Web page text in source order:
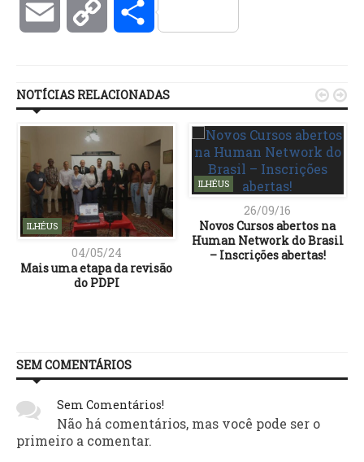
Email Copy Compartilhar
NOTÍCIAS RELACIONADAS
ILHÉUS
04/05/24
Mais uma etapa da revisão
do PDPI
ILHÉUS
26/09/16
Novos Cursos abertos na
Human Network do Brasil
– Inscrições abertas!
 
SEM COMENTÁRIOS
Sem Comentários!
Não há comentários, mas você pode ser o
primeiro a comentar.